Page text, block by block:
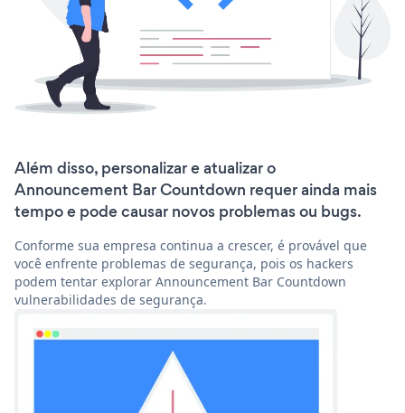
Além disso, personalizar e atualizar o
Announcement Bar Countdown requer ainda mais
tempo e pode causar novos problemas ou bugs.
Conforme sua empresa continua a crescer, é provável que
você enfrente problemas de segurança, pois os hackers
podem tentar explorar Announcement Bar Countdown
vulnerabilidades de segurança.